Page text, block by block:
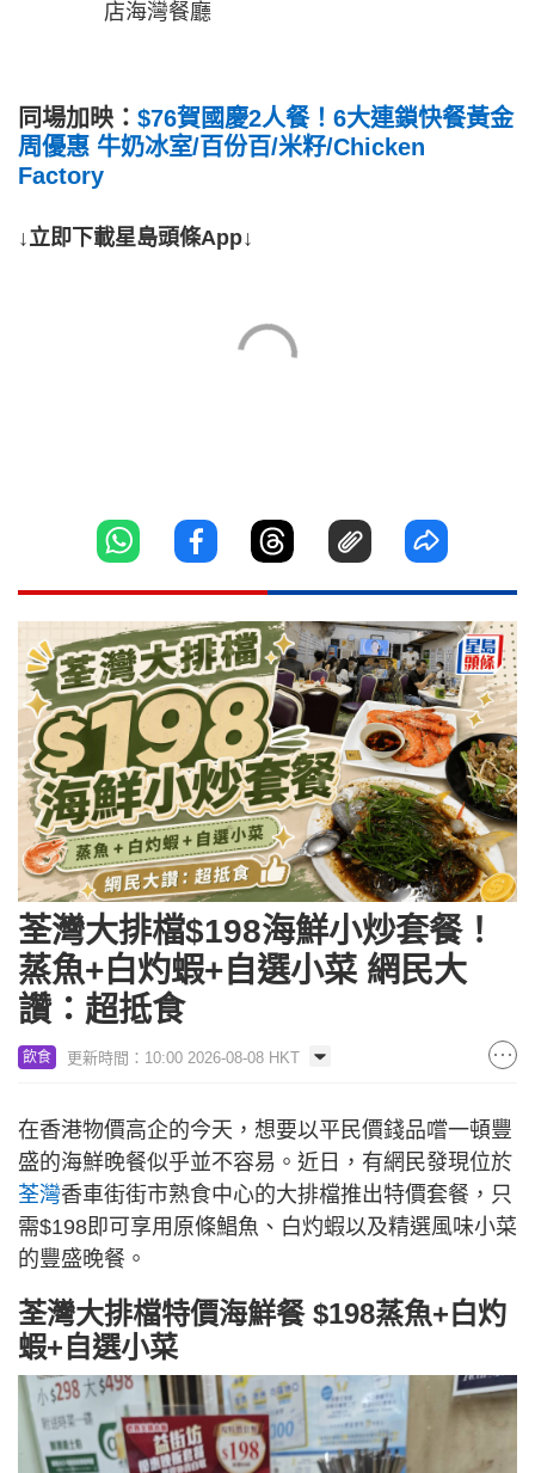
店海灣餐廳
同場加映： $76賀國慶2人餐！6大連鎖快餐黃金
周優惠 牛奶冰室/百份百/米籽/Chicken
Factory
↓立即下載星島頭條App↓
荃灣大排檔$198海鮮小炒套餐！
蒸魚+白灼蝦+自選小菜 網民大
讚：超抵食
飲食 更新時間：10:00 2026-08-08 HKT
在香港物價高企的今天，想要以平民價錢品嚐一頓豐
盛的海鮮晚餐似乎並不容易。近日，有網民發現位於
荃灣香車街街市熟食中心的大排檔推出特價套餐，只
需$198即可享用原條鯧魚、白灼蝦以及精選風味小菜
的豐盛晚餐。
荃灣大排檔特價海鮮餐 $198蒸魚+白灼
蝦+自選小菜